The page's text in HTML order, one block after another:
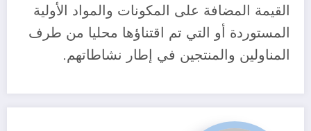
القيمة المضافة على المكونات والمواد الأولية
المستوردة أو التي تم اقتناؤها محليا من طرف
المناولين والمنتجين في إطار نشاطاتهم.